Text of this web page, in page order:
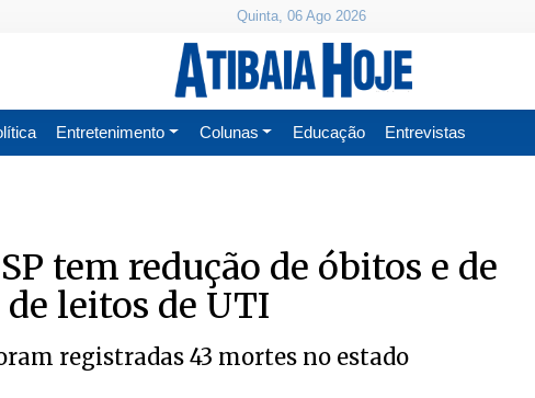
Quinta, 06 Ago 2026
Entretenimento Colunas Educação Entrevistas
tem redução de óbitos e de
leitos de UTI
registradas 43 mortes no estado